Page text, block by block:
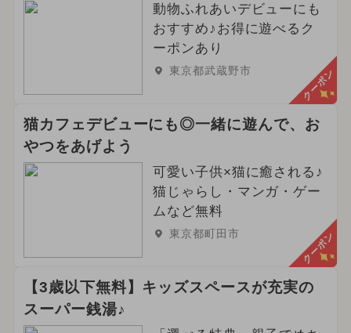
動物ふれあいデビューにも
おすすめ♪お得に遊べるク
ーポンあり
東京都武蔵野市 クーポン
猫カフェデビューにも◎一緒に遊んで、お
やつをあげよう
可愛い子供×猫に癒される♪
猫じゃらし・マンガ・ゲー
ムなど無料
東京都町田市 クーポン
【3歳以下無料】キッズスペースが充実の
スーパー銭湯♪